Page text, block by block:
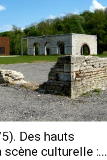
Des hauts
scène culturelle :...